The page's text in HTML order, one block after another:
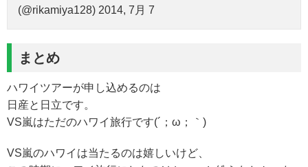
(@rikamiya128) 2014, 7月 7
まとめ
ハワイツアーが申し込めるのは
日産と日立です。
VS嵐はただのハワイ旅行です(´；ω；｀)
VS嵐のハワイは当たるのは嬉しいけど、